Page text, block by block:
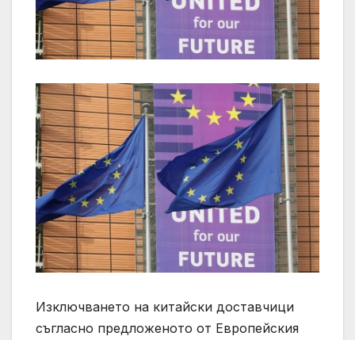
Изключването на китайски доставчици
съгласно предложеното от Европейския